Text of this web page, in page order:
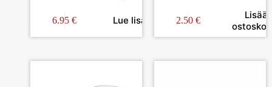
6.95 € Lue lisää
2.50 €
Lisää